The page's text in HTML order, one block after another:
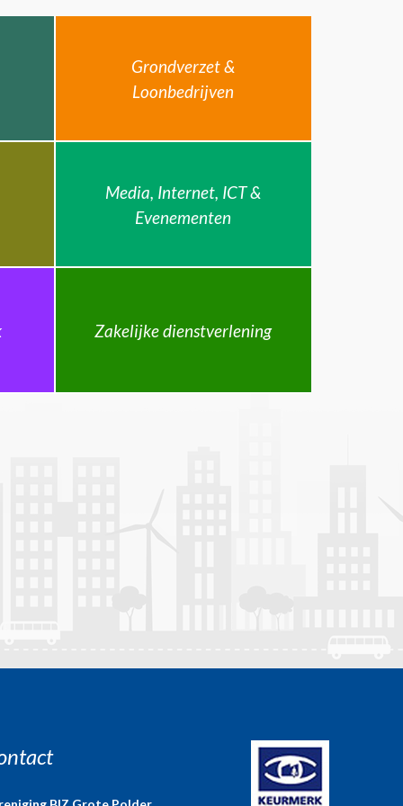
Grondverzet &
Loonbedrijven
Media, Internet, ICT &
Evenementen
Zakelijke dienstverlening